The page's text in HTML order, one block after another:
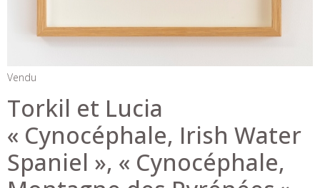
Vendu
Torkil et Lucia
« Cynocéphale, Irish Water
Spaniel », « Cynocéphale,